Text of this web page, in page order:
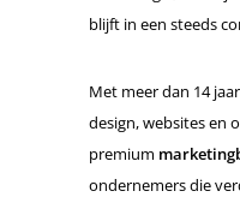
blijft in een steeds
Met meer dan 14
design, websites en
premium
ondernemers die